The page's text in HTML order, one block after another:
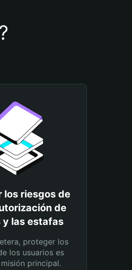
los riesgos de
de
y las estafas
proteger los
los usuarios es
principal.